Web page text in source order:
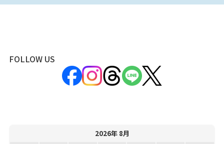
FOLLOW US
2026年 8月